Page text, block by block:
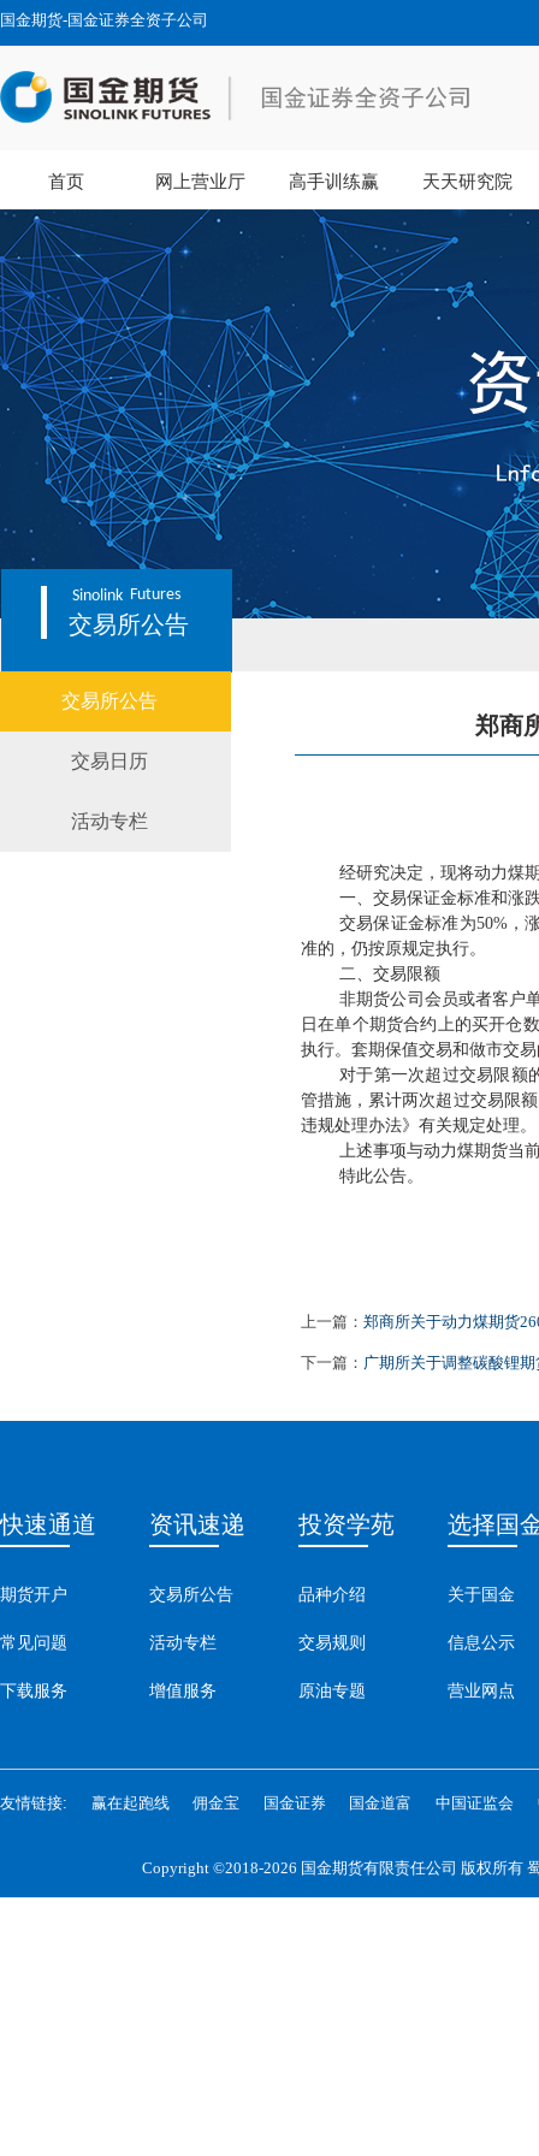
国金期货-国金证券全资子公司
首页 网上营业厅 高手训练赢 天天研究院
Sinolink Futures
交易所公告
交易所公告
交易日历
活动专栏
郑商
经研究决定，现将动力煤
一、交易保证金标准和涨
交易保证金标准为50%，
准的，仍按原规定执行。
二、交易限额
非期货公司会员或者客户
日在单个期货合约上的买开仓
执行。套期保值交易和做市交
对于第一次超过交易限额
管措施，累计两次超过交易限
违规处理办法》有关规定处理。
上述事项与动力煤期货当
特此公告。
上一篇： 郑商所关于动力煤期货
下一篇： 广期所关于调整碳酸锂
快速通道
期货开户
常见问题
下载服务
资讯速递
交易所公告
活动专栏
增值服务
投资学苑
品种介绍
交易规则
原油专题
选择国
关于国金
信息公示
营业网点
友情链接: 赢在起跑线 佣金宝 国金证券 国金道富 中国证监会
Copyright ©2018-2026 国金期货有限责任公司 版权所有